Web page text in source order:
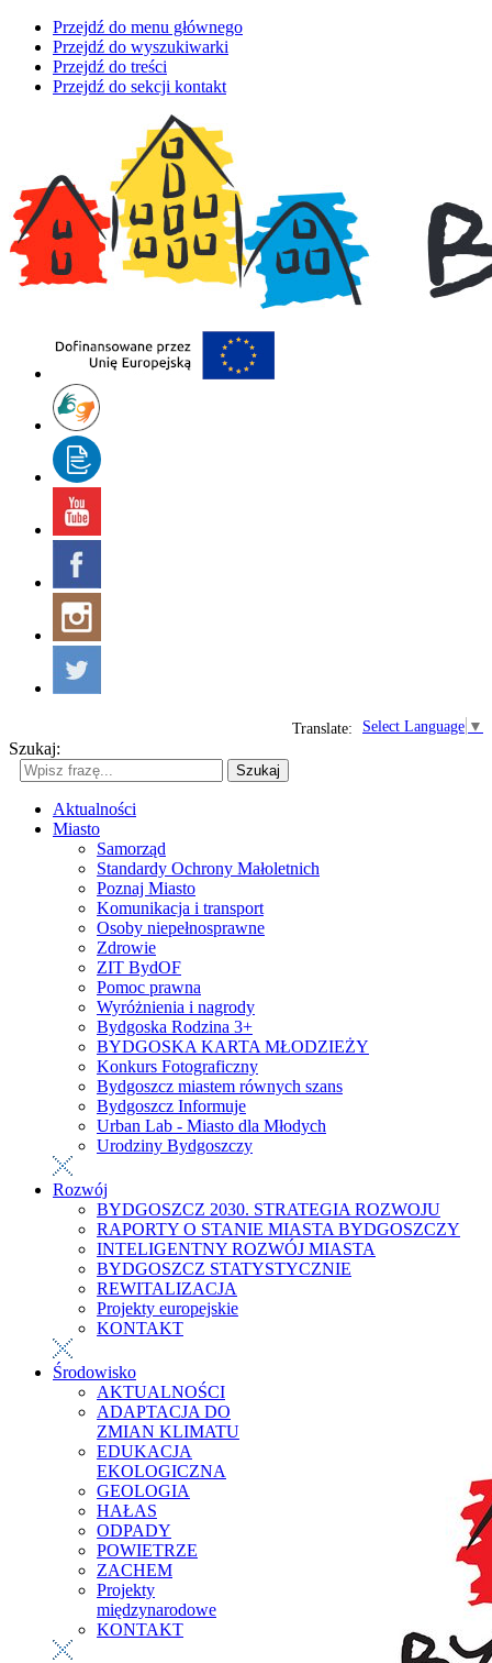
Przejdź do menu głównego
Przejdź do wyszukiwarki
Przejdź do treści
Przejdź do sekcji kontakt
Select Language ▼
Translate:
Szukaj:
Szukaj
Aktualności
Miasto
Samorząd
Standardy Ochrony Małoletnich
Poznaj Miasto
Komunikacja i transport
Osoby niepełnosprawne
Zdrowie
ZIT BydOF
Pomoc prawna
Wyróżnienia i nagrody
Bydgoska Rodzina 3+
BYDGOSKA KARTA MŁODZIEŻY
Konkurs Fotograficzny
Bydgoszcz miastem równych szans
Bydgoszcz Informuje
Urban Lab - Miasto dla Młodych
Urodziny Bydgoszczy
Rozwój
BYDGOSZCZ 2030. STRATEGIA ROZWOJU
RAPORTY O STANIE MIASTA BYDGOSZCZY
INTELIGENTNY ROZWÓJ MIASTA
BYDGOSZCZ STATYSTYCZNIE
REWITALIZACJA
Projekty europejskie
KONTAKT
Środowisko
AKTUALNOŚCI
ADAPTACJA DO
ZMIAN KLIMATU
EDUKACJA
EKOLOGICZNA
GEOLOGIA
HAŁAS
ODPADY
POWIETRZE
ZACHEM
Projekty
międzynarodowe
KONTAKT